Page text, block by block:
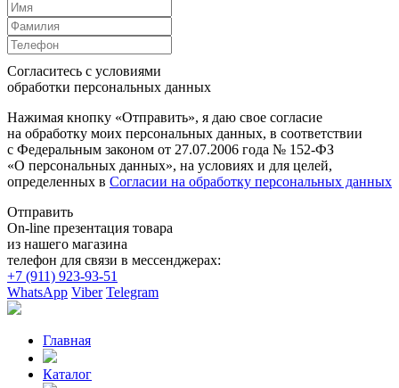
Согласитесь с условиями
обработки персональных данных
Нажимая кнопку «Отправить», я даю свое согласие
на обработку моих персональных данных, в соответствии
с Федеральным законом от 27.07.2006 года № 152-ФЗ
«О персональных данных», на условиях и для целей,
определенных в Согласии на обработку персональных данных
Отправить
On-line презентация товара
из нашего магазина
телефон для связи в мессенджерах:
+7 (911) 923-93-51
WhatsApp Viber Telegram
Главная
Каталог